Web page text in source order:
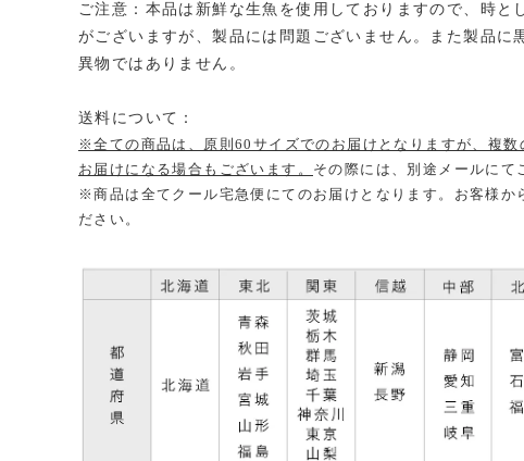
ご注意：本品は新鮮な生魚を使用しておりますので、時と
がございますが、製品には問題ございません。また製品に
異物ではありません。
送料について：
※全ての商品は、原則60サイズでのお届けとなりますが、複
お届けになる場合もございます。 その際には、別途メールにて
※商品は全てクール宅急便にてのお届けとなります。お客様か
ださい。